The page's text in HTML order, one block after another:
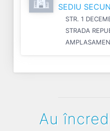
SEDIU
STR. 1
STRADA
Au